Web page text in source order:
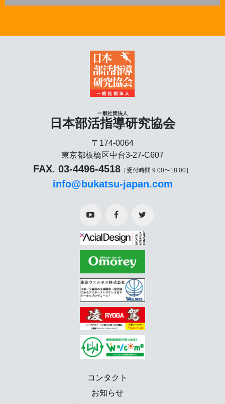
一般社団法人
日本部活指導研究協会
〒174-0064
東京都板橋区中台3-27-C607
FAX. 03-4496-4518 ［受付時間 9:00〜18:00］
info@bukatsu-japan.com
コンタクト
お知らせ